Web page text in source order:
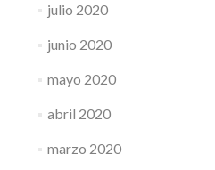
julio 2020
junio 2020
mayo 2020
abril 2020
marzo 2020